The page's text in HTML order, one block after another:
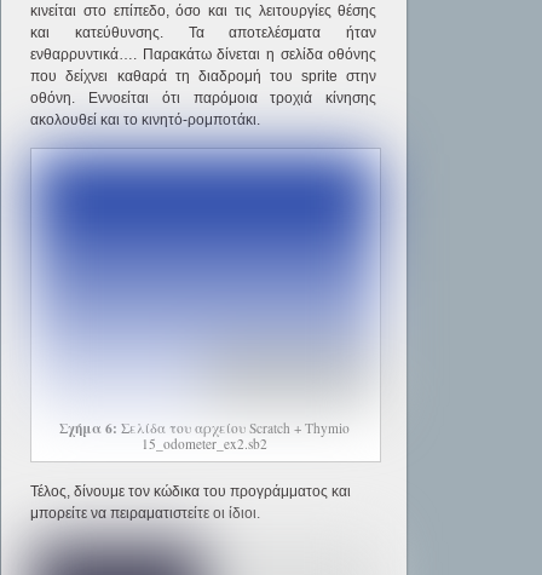
κινείται στο επίπεδο, όσο και τις λειτουργίες θέσης
και κατεύθυνσης. Τα αποτελέσματα ήταν
ενθαρρυντικά…. Παρακάτω δίνεται η σελίδα οθόνης
που δείχνει καθαρά τη διαδρομή του sprite στην
οθόνη. Εννοείται ότι παρόμοια τροχιά κίνησης
ακολουθεί και το κινητό-ρομποτάκι.
Σχήμα 6: Σελίδα του αρχείου Scratch + Thymio
15_odometer_ex2.sb2
Τέλος, δίνουμε τον κώδικα του προγράμματος και
μπορείτε να πειραματιστείτε οι ίδιοι.